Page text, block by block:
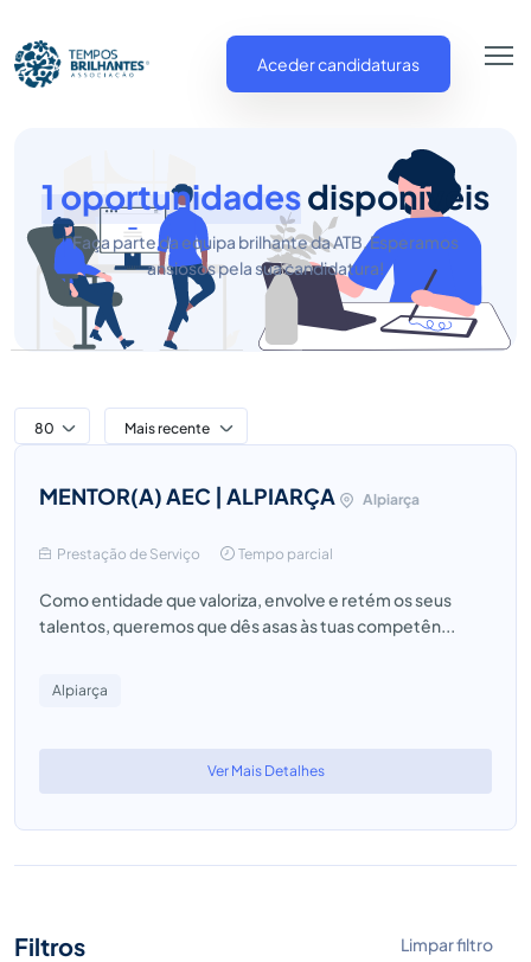
Aceder candidaturas
1 oportunidadesdisponíveis
Faça parte da equipa brilhante da ATB. Esperamos
ansiosos pela sua candidatura!
80 Mais recente
MENTOR(A) AEC | ALPIARÇA Alpiarça
Prestação de Serviço Tempo parcial
Como entidade que valoriza, envolve e retém os seus
talentos, queremos que dês asas às tuas competên...
Alpiarça
Ver Mais Detalhes
Filtros Limpar filtro